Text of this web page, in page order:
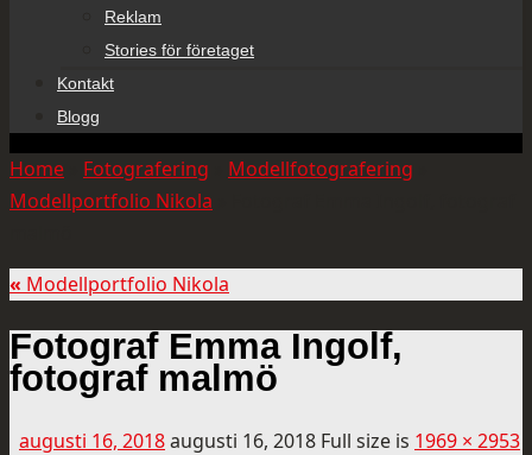
Reklam
Stories för företaget
Kontakt
Blogg
Home Fotografering Modellfotografering
Modellportfolio Nikola
« Modellportfolio Nikola
Fotograf Emma Ingolf,
fotograf malmö
augusti 16, 2018augusti 16, 2018 Full size is 1969 × 2953